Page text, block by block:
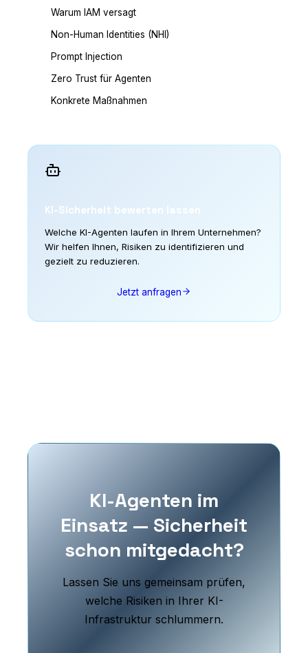
Warum IAM versagt
Non-Human Identities (NHI)
Prompt Injection
Zero Trust für Agenten
Konkrete Maßnahmen
KI-Sicherheit bewerten lassen
Welche KI-Agenten laufen in Ihrem Unternehmen?
Wir helfen Ihnen, Risiken zu identifizieren und
gezielt zu reduzieren.
Jetzt anfragen
KI-Agenten im
Einsatz — Sicherheit
schon mitgedacht?
Lassen Sie uns gemeinsam prüfen,
welche Risiken in Ihrer KI-
Infrastruktur schlummern.